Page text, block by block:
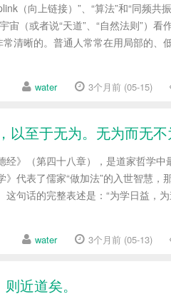
（向上链接）”、“算法”和“同频共
宙（或者说“天道”、“自然法则”）看
常清晰的。普通人常常在用局部的、
water 3个月前 (05-15)
至于无为。无为而无不
》（第四十八章），是道家哲学中
》代表了儒家“做加法”的入世智慧，
这句话的完整表述是：“为学日益，
water 3个月前 (05-13)
近道矣。